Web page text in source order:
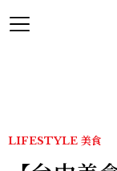
LIFESTYLE 美食